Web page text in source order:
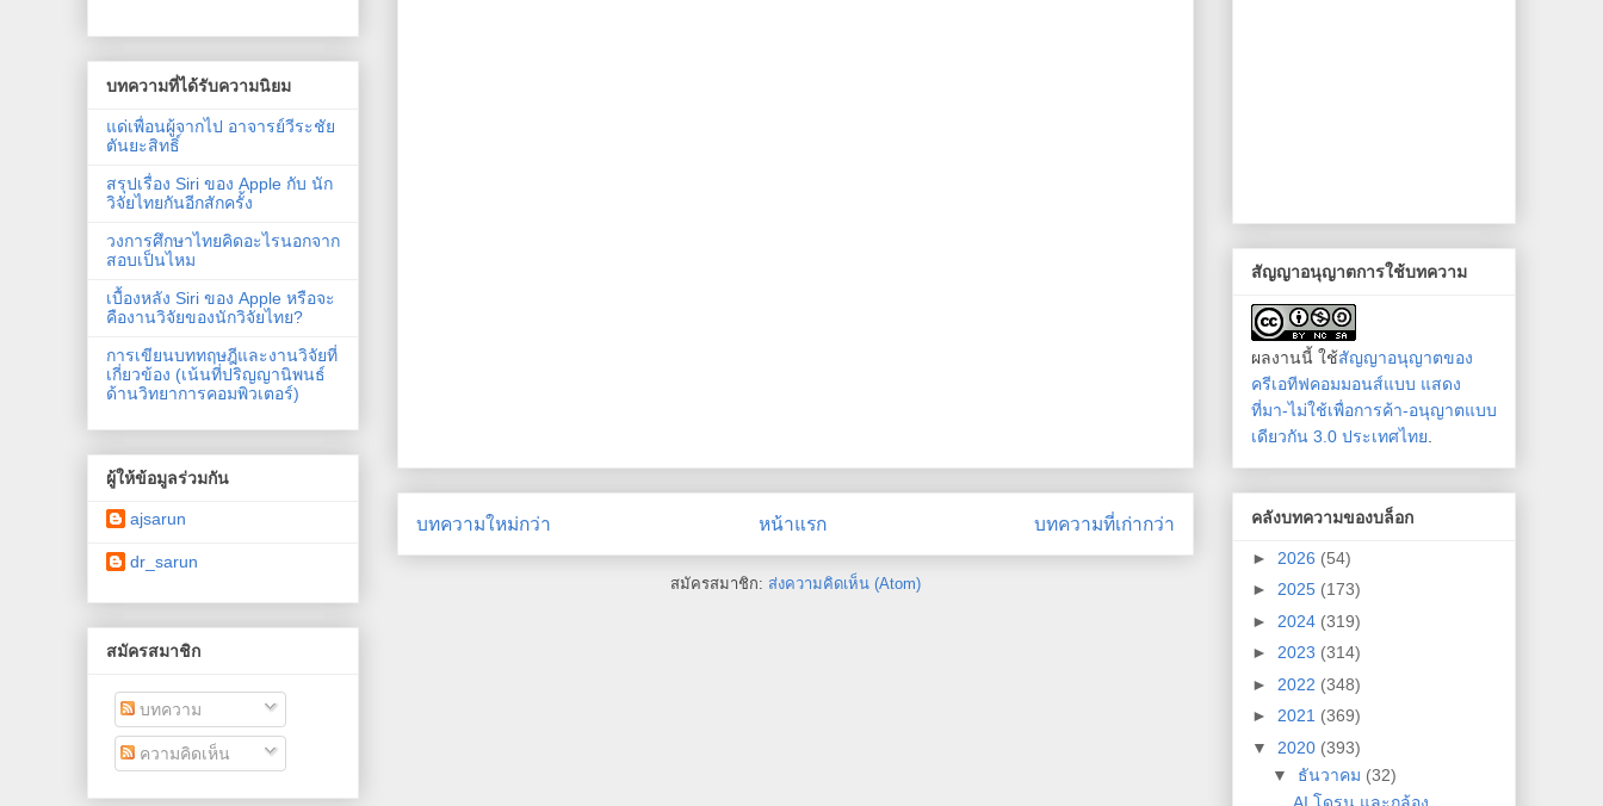
บทความใหม่กว่า บทความที่เก่ากว่า
หน้าแรก
สมัครสมาชิก: ส่งความคิดเห็น (Atom)
บทความที่ได้รับความนิยม
แด่เพื่อนผู้จากไป อาจารย์วีระชัย
ตันยะสิทธิ์
สรุปเรื่อง Siri ของ Apple กับ นัก
วิจัยไทยกันอีกสักครั้ง
วงการศึกษาไทยคิดอะไรนอกจาก
สอบเป็นไหม
เบื้องหลัง Siri ของ Apple หรือจะ
คืองานวิจัยของนักวิจัยไทย?
การเขียนบททฤษฎีและงานวิจัยที่
เกี่ยวข้อง (เน้นที่ปริญญานิพนธ์
ด้านวิทยาการคอมพิวเตอร์)
ผู้ให้ข้อมูลร่วมกัน
ajsarun
dr_sarun
สมัครสมาชิก
บทความ
ความคิดเห็น
สัญญาอนุญาตการใช้บทความ
ผลงานนี้ ใช้สัญญาอนุญาตของ
ครีเอทีฟคอมมอนส์แบบ แสดง
ที่มา-ไม่ใช้เพื่อการค้า-อนุญาตแบบ
เดียวกัน 3.0 ประเทศไทย
คลังบทความของบล็อก
► 2026 (54)
► 2025 (173)
► 2024 (319)
► 2023 (314)
► 2022 (348)
► 2021 (369)
▼ 2020 (393)
▼ ธันวาคม (32)
AI โดรน และกล้อง